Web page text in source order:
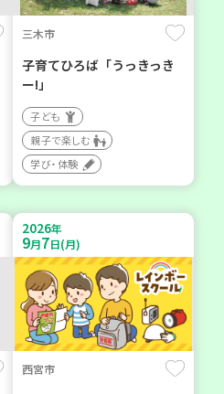
三木市
子育てひろば「うっきっき
ー!」
子ども
親子で楽しむ
学び・体験
2026年
9月7日(月)
西宮市